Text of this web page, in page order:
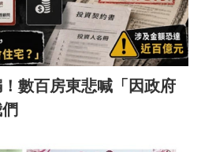
數百房東悲喊「因政府